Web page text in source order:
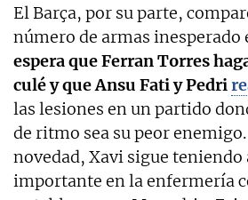
El Barça, por su parte,
número de armas inesperado
espera que Ferran Torres
culé y que Ansu Fati y Pedri
las lesiones en un partido
de ritmo sea su peor enemigo.
novedad, Xavi sigue teniendo
importante en la enfermería